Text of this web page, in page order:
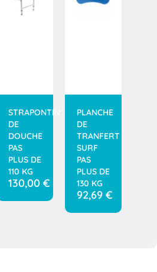
STRAPONTIN
DE
DOUCHE
PAS
PLUS DE
110 KG
130,00 €
PLANCHE
DE
TRANFERT
SURF
PAS
PLUS DE
130 KG
92,69 €